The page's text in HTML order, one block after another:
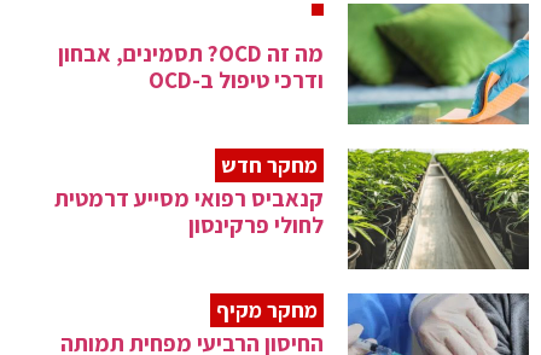
מה זה OCD? תסמינים, אבחון
ודרכי טיפול ב-OCD
מחקר חדש
קנאביס רפואי מסייע דרמטית
לחולי פרקינסון
מחקר מקיף
החיסון הרביעי מפחית תמותה